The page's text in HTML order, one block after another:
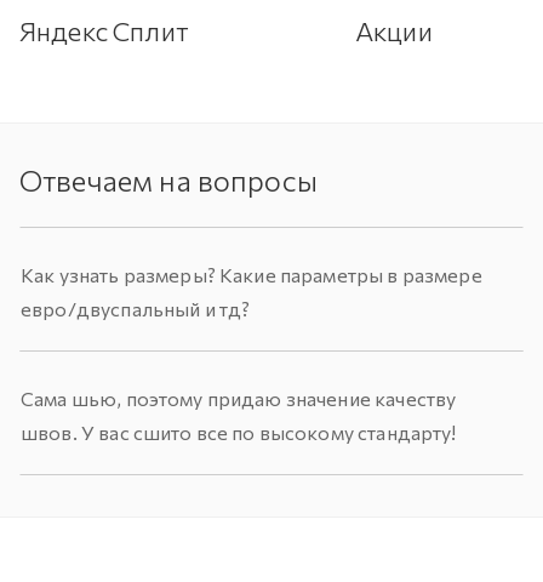
Яндекс Сплит Акции
Отвечаем на вопросы
Как узнать размеры? Какие параметры в размере
евро/двуспальный и тд?
Сама шью, поэтому придаю значение качеству
швов. У вас сшито все по высокому стандарту!